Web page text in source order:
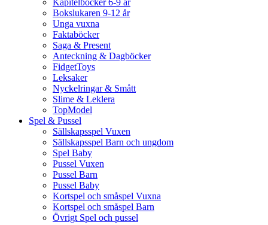
Kapitelböcker 6-9 år
Bokslukaren 9-12 år
Unga vuxna
Faktaböcker
Saga & Present
Anteckning & Dagböcker
FidgetToys
Leksaker
Nyckelringar & Smått
Slime & Leklera
TopModel
Spel & Pussel
Sällskapsspel Vuxen
Sällskapsspel Barn och ungdom
Spel Baby
Pussel Vuxen
Pussel Barn
Pussel Baby
Kortspel och småspel Vuxna
Kortspel och småspel Barn
Övrigt Spel och pussel